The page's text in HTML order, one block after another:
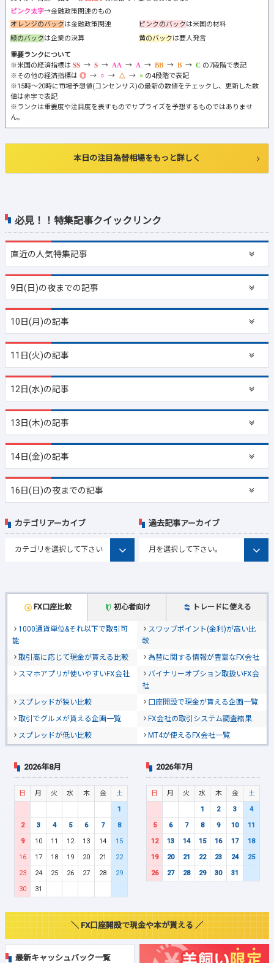
必見！！特集記事クイックリンク
直近の人気特集記事
9日(日)の夜までの記事
10日(月)の記事
11日(火)の記事
12日(水)の記事
13日(木)の記事
14日(金)の記事
16日(日)の夜までの記事
ピンク太字→金融政策関連のもの
オレンジのバックは金融政策関連 ピンクのバックは米国の材料
緑のバックは企業の決算 黄のバックは要人発言
重要ランクについて
※米国の経済指標は
→ → → → → →
の7段階で表記
※その他の経済指標は
→ → →
の4段階で表記
※15時～20時に市場予想値(コンセンサス)の最新の数値をチェックし、更新した数
値は赤字で表記
※ランクは重要度や注目度を表すものでサプライズを予想するものではありませ
ん。
本日の注目為替相場をもっと詳しく
FX口座比較 初心者向け トレードに使える
1000通貨単位&それ以下で取引可
能
スワップポイント(金利)が高い比
較
取引高に応じて現金が貰える比較
為替に関する情報が豊富なFX会社
スマホアプリが使いやすいFX会社
バイナリーオプション取扱いFX会
社
スプレッドが狭い比較
口座開設で現金が貰える企画一覧
取引でグルメが貰える企画一覧
FX会社の取引システム調査結果
スプレッドが低い比較
MT4が使えるFX会社一覧
カテゴリアーカイブ 過去記事アーカイブ
2026年8月
日 月 火 水 木 金
土
1
2
3 4 5 6 7
8
9
10 11 12 13 14
15
16
17 18 19 20 21
22
23
24 25 26 27 28
29
30
31
2026年7月
日 月 火 水 木 金
土
1
2 3
4
5
6 7 8 9 10
11
12
13 14 15 16 17
18
19
20 21 22 23 24
25
26
27 28 29 30 31
＼ FX口座開設で現金や本が貰える ／
最新キャッシュバック一覧